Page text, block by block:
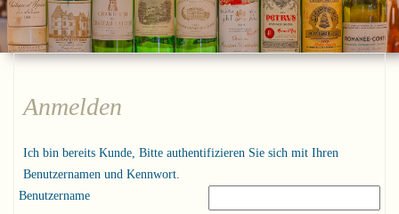
Anmelden
Ich bin bereits Kunde, Bitte authentifizieren Sie sich mit Ihren
Benutzernamen und Kennwort.
Benutzername